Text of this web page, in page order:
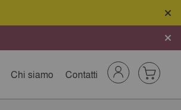
Chi siamo
Contatti